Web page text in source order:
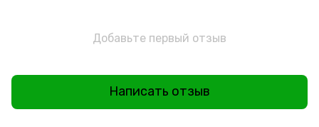
Добавьте первый отзыв
Написать отзыв